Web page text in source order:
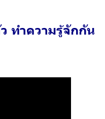
ทำความรู้จักกัน